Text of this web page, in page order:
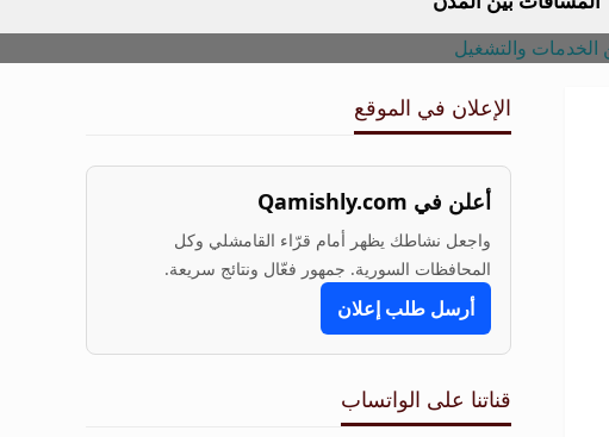
الإعلان في الموقع
أعلن في Qamishly.com
واجعل نشاطك يظهر أمام قرّاء القامشلي وكل
المحافظات السورية. جمهور فعّال ونتائج سريعة.
أرسل طلب إعلان
قناتنا على الواتساب